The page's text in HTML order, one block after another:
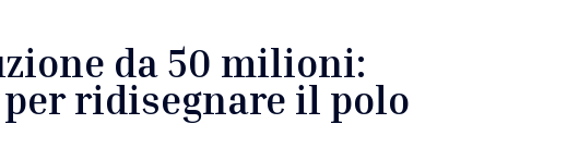
da 50 milioni:
ridisegnare il polo